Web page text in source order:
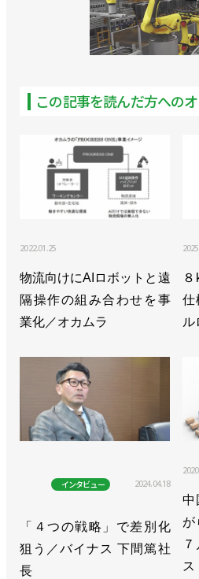
この記事を読んだ方への
2022.01.25
物流向けにAIロボットと遠
隔操作の組み合わせを事
業化／オカムラ
仕
ル
インタビュー 2024.04.18
「４つの戦略」で差別化
狙う／バイナス 下間篤社
長
中
ス